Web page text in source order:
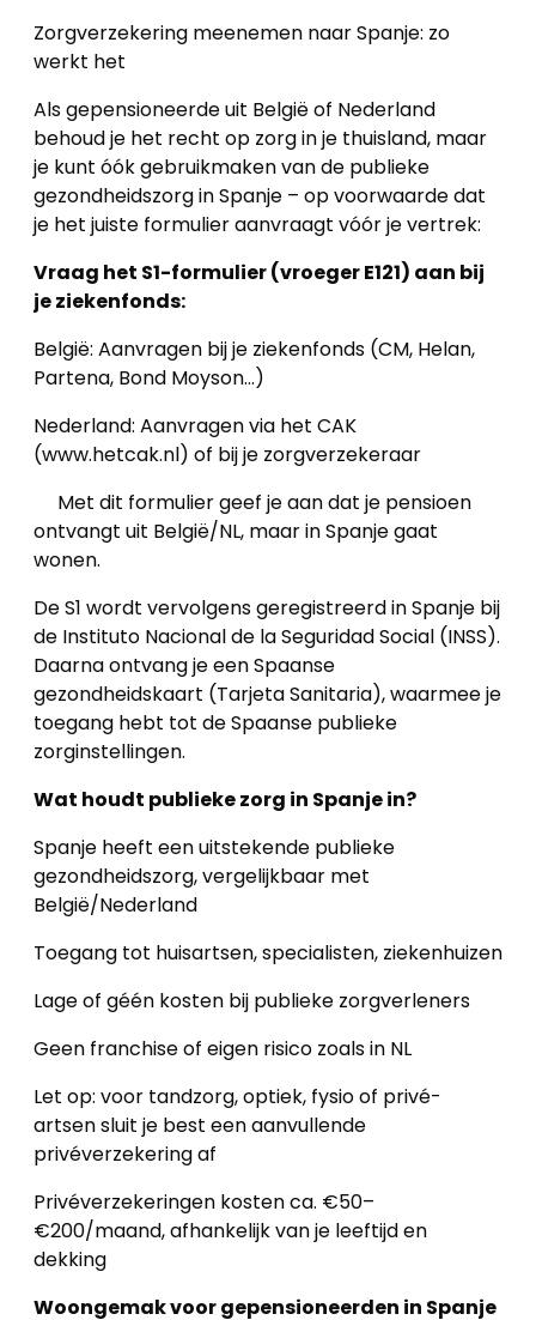
Zorgverzekering meenemen naar Spanje: zo
werkt het
Als gepensioneerde uit België of Nederland
behoud je het recht op zorg in je thuisland, maar
je kunt óók gebruikmaken van de publieke
gezondheidszorg in Spanje – op voorwaarde dat
je het juiste formulier aanvraagt vóór je vertrek:
Vraag het S1-formulier (vroeger E121) aan bij
je ziekenfonds:
België: Aanvragen bij je ziekenfonds (CM, Helan,
Partena, Bond Moyson…)
Nederland: Aanvragen via het CAK
(www.hetcak.nl) of bij je zorgverzekeraar
Met dit formulier geef je aan dat je pensioen
ontvangt uit België/NL, maar in Spanje gaat
wonen.
De S1 wordt vervolgens geregistreerd in Spanje bij
de Instituto Nacional de la Seguridad Social (INSS).
Daarna ontvang je een Spaanse
gezondheidskaart (Tarjeta Sanitaria), waarmee je
toegang hebt tot de Spaanse publieke
zorginstellingen.
Wat houdt publieke zorg in Spanje in?
Spanje heeft een uitstekende publieke
gezondheidszorg, vergelijkbaar met
België/Nederland
Toegang tot huisartsen, specialisten, ziekenhuizen
Lage of géén kosten bij publieke zorgverleners
Geen franchise of eigen risico zoals in NL
Let op: voor tandzorg, optiek, fysio of privé-
artsen sluit je best een aanvullende
privéverzekering af
Privéverzekeringen kosten ca. €50–
€200/maand, afhankelijk van je leeftijd en
dekking
Woongemak voor gepensioneerden in Spanje